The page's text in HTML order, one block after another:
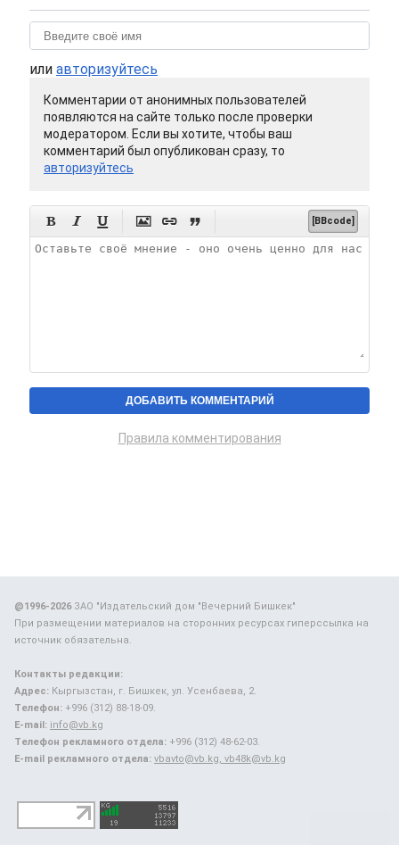
или авторизуйтесь
Комментарии от анонимных пользователей
появляются на сайте только после проверки
модератором. Если вы хотите, чтобы ваш
комментарий был опубликован сразу, то
авторизуйтесь
      [BBcode]
Правила комментирования
@1996-2026ЗАО "Издательский дом "Вечерний Бишкек"
При размещении материалов на сторонних ресурсах гиперссылка на
источник обязательна.
Контакты редакции:
Адрес: Кыргызстан, г. Бишкек, ул. Усенбаева, 2.
Телефон: +996 (312) 88-18-09.
E-mail: info@vb.kg
Телефон рекламного отдела: +996 (312) 48-62-03.
E-mail рекламного отдела: vbavto@vb.kg, vb48k@vb.kg